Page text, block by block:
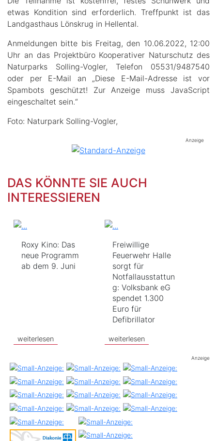
etwas Kondition sind erforderlich. Treffpunkt ist das
Landgasthaus Lönskrug in Hellental.
Anmeldungen bitte bis Freitag, den 10.06.2022, 12:00
Uhr an das Projektbüro Kooperativer Naturschutz des
Naturparks Solling-Vogler, Telefon 05531/9487540
oder per E-Mail an „Diese E-Mail-Adresse ist vor
Spambots geschützt! Zur Anzeige muss JavaScript
eingeschaltet sein.“
Foto: Naturpark Solling-Vogler,
Anzeige
DAS KÖNNTE SIE AUCH
INTERESSIEREN
Roxy Kino: Das
neue Programm
ab dem 9. Juni
weiterlesen
Freiwillige
Feuerwehr Halle
sorgt für
Notfallausstattun
g: Volksbank eG
spendet 1.300
Euro für
Defibrillator
weiterlesen
Anzeige